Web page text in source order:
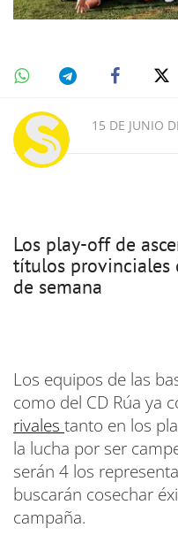
15 DE JUNIO
Los play-off de
títulos provinciales
de semana
Los equipos de las
como del CD Rúa ya
rivales tanto en los
la lucha por ser
serán 4 los
buscarán cosechar
campaña.